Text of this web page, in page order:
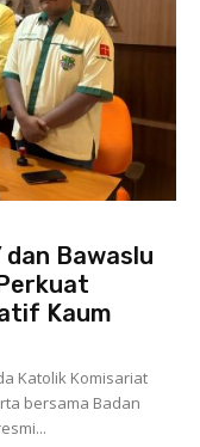
dan Bawaslu
Kaum
Katolik Komisariat
bersama Badan